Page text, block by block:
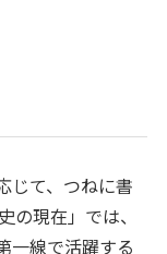
じて、つねに書
の現在」では、
一線で活躍する